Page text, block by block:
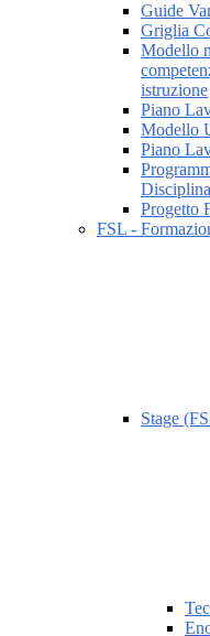
Guide
Griglia
Modello
istruzione
Piano
Modello
Piano
Progetto
FSL -
Stage